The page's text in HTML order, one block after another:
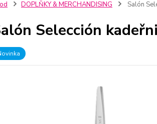
DOPLŇKY & MERCHANDISING Salón
Selección